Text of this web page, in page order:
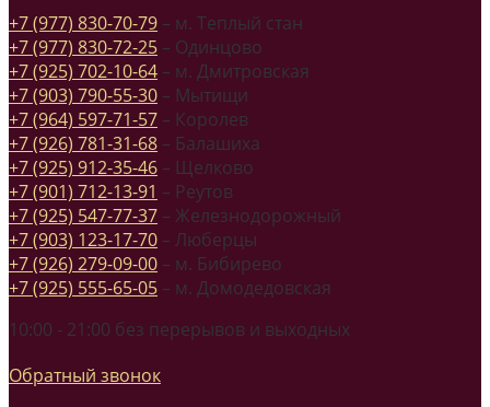
+7 (977) 830-70-79 – м. Теплый стан
+7 (977) 830-72-25 – Одинцово
+7 (925) 702-10-64 – м. Дмитровская
+7 (903) 790-55-30 – Мытищи
+7 (964) 597-71-57 – Королев
+7 (926) 781-31-68 – Балашиха
+7 (925) 912-35-46 – Щелково
+7 (901) 712-13-91 – Реутов
+7 (925) 547-77-37 – Железнодорожный
+7 (903) 123-17-70 – Люберцы
+7 (926) 279-09-00 – м. Бибирево
+7 (925) 555-65-05 – м. Домодедовская
10:00 - 21:00 без перерывов и выходных
Обратный звонок